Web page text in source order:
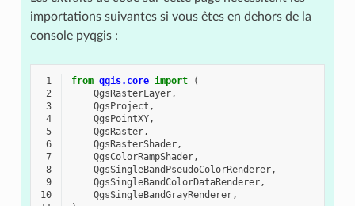
importations suivantes si vous êtes en dehors de la
console pyqgis :
1 from qgis.core import
(
2
QgsRasterLayer,
3
QgsProject ,
4
QgsPointXY,
5
QgsRaster,
6
QgsRasterShader,
7
QgsColorRampShader,
8
QgsSingleBandPseudoColorRenderer,
9
QgsSingleBandColorDataRenderer,
10
QgsSingleBandGrayRenderer,